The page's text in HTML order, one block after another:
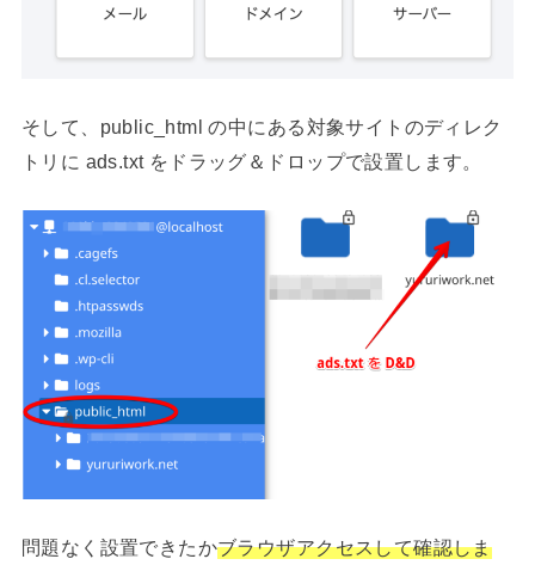
そして、public_html の中にある対象サイトのディレク
トリに ads.txt をドラッグ＆ドロップで設置します。
問題なく設置できたかブラウザアクセスして確認しま